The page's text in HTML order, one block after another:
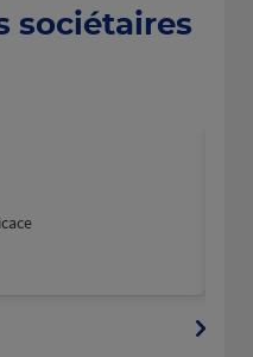
sociétaires